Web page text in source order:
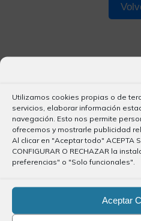
Utilizamos cookies propias o de
servicios, elaborar información
navegación. Esto nos permite
ofrecemos y mostrarle publicidad
Al clicar en "Aceptar todo" ACEPTA
CONFIGURAR O RECHAZAR la
preferencias" o "Solo funcionales".
Aceptar
Política de Privacidad